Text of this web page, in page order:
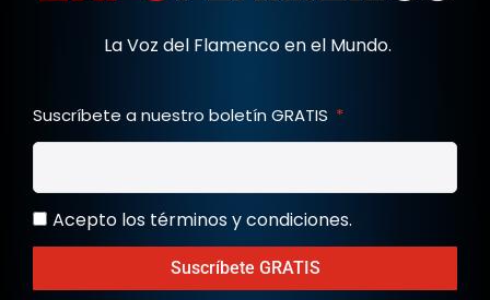
La Voz del Flamenco en el Mundo.
Suscríbete a nuestro boletín GRATIS
Acepto los términos y condiciones.
Suscríbete GRATIS